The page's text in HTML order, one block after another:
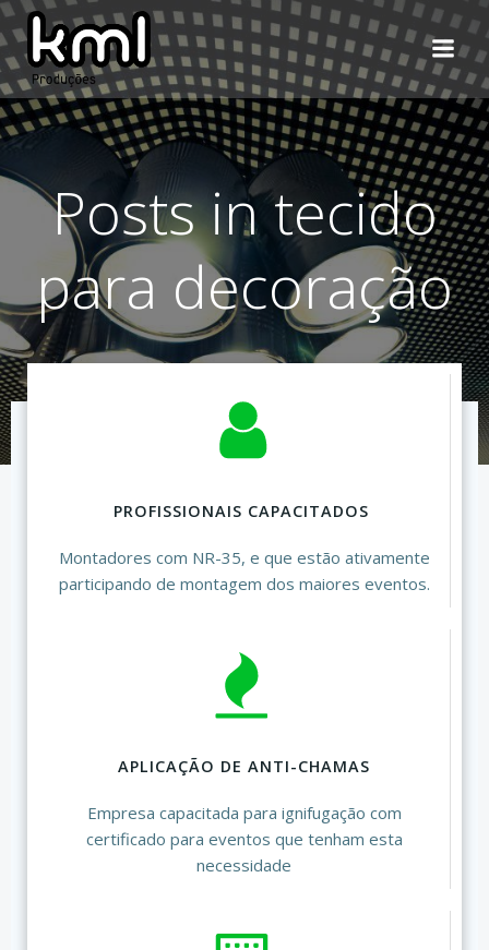
Pular
para
o
conteúdo
Posts in tecido
para decoração
PROFISSIONAIS CAPACITADOS
Montadores com NR-35, e que estão ativamente
participando de montagem dos maiores eventos.
APLICAÇÃO DE ANTI-CHAMAS
Empresa capacitada para ignifugação com
certificado para eventos que tenham esta
necessidade